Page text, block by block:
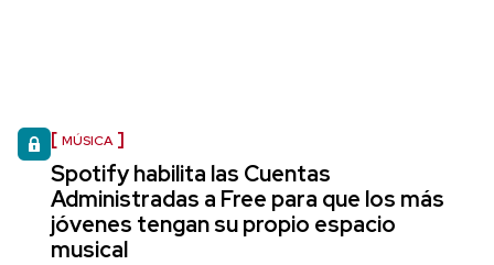
MÚSICA
Spotify habilita las Cuentas
Administradas a Free para que los más
jóvenes tengan su propio espacio
musical